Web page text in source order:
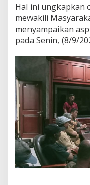
a
P
e
m
d
a
b
e
r
h
e
n
t
i
k
a
n
K
Hal ini ungkapkan
mewakili
menyampaikan
pada Senin, (8/9/